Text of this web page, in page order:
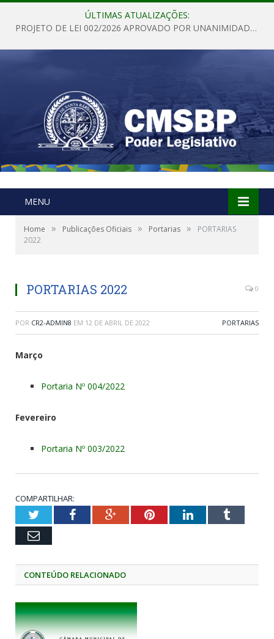
ÚLTIMAS ATUALIZAÇÕES:
PROJETO DE LEI 002/2026 APROVADO POR UNANIMIDADE EM SESSÃO ORDINÁRIA NESTA QUINTA – FEIRA 28 DE MAIO DE 2026
MENU
Home » Publicações Oficiais » Portarias »
PORTARIAS
2022
PORTARIAS 2022 0
POR CR2-ADMIN8 EM 12 DE ABRIL DE 2022 PORTARIAS
Março
Portaria Nº 004/2022
Fevereiro
Portaria Nº 003/2022
COMPARTILHAR:
TwitterFacebookGoogle+PinterestLinkedInTumblr
Email
CONTEÚDO RELACIONADO